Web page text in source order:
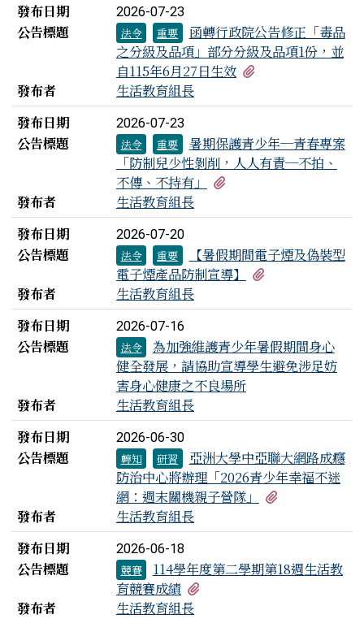
發布日期
2026-07-23
公告標題 法令 重要
函轉行政院公告修正「毒品
之分級及品項」部分分級及品項1份，並
自115年6月27日生效
發布者
生活教育組長
發布日期
2026-07-23
公告標題 法令 重要
暑期保護青少年─青春專案
「防制兒少性剝削，人人有責─不拍、
不傳、不持有」
發布者
生活教育組長
發布日期
2026-07-20
公告標題 法令 重要
【暑假期間電子煙及偽裝型
電子煙產品防制宣導】
發布者
生活教育組長
發布日期
2026-07-16
公告標題 法令
為加強維護青少年暑假期間身心
健全發展，請協助宣導學生避免涉足妨
害身心健康之不良場所
發布者
生活教育組長
發布日期
2026-06-30
公告標題 轉知 研習
亞洲大學中亞聯大網路成癮
防治中心將辦理「2026青少年幸福不迷
網：週末關機親子營隊」
發布者
生活教育組長
發布日期
2026-06-18
公告標題 競賽
114學年度第二學期第18週生活教
育競賽成績
發布者
生活教育組長